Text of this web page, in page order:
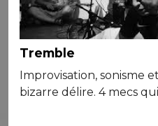
Tremble
Improvisation, sonisme
bizarre délire. 4 mecs qui